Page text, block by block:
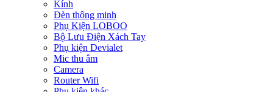
Kính
Đèn thông minh
Phụ Kiện LOBOO
Bộ Lưu Điện Xách Tay
Phụ kiện Devialet
Mic thu âm
Camera
Router Wifi